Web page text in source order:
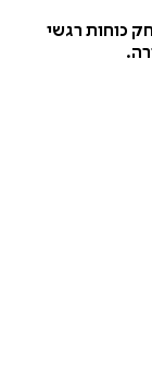
כוחות רגשי